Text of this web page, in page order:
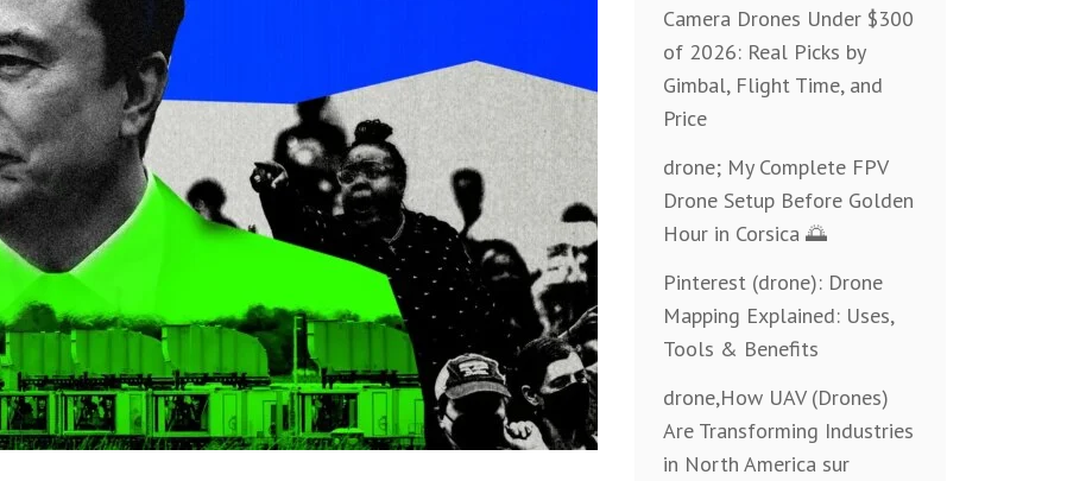
Camera Drones Under $300
of 2026: Real Picks by
Gimbal, Flight Time, and
Price
drone; My Complete FPV
Drone Setup Before Golden
Hour in Corsica 🌅
Pinterest (drone): Drone
Mapping Explained: Uses,
Tools & Benefits
drone,How UAV (Drones)
Are Transforming Industries
in North America sur